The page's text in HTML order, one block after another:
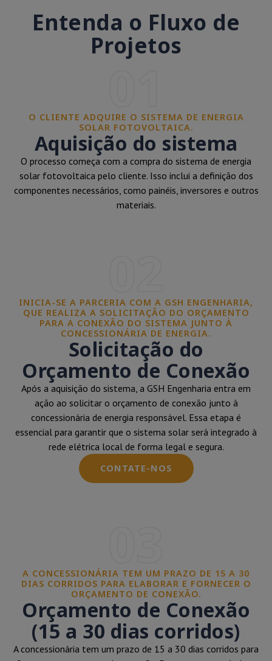
Entenda o Fluxo de
Projetos
O CLIENTE ADQUIRE O SISTEMA DE ENERGIA
SOLAR FOTOVOLTAICA.
Aquisição do sistema
O processo começa com a compra do sistema de energia
solar fotovoltaica pelo cliente. Isso inclui a definição dos
componentes necessários, como painéis, inversores e outros
materiais.
INICIA-SE A PARCERIA COM A GSH ENGENHARIA,
QUE REALIZA A SOLICITAÇÃO DO ORÇAMENTO
PARA A CONEXÃO DO SISTEMA JUNTO À
CONCESSIONÁRIA DE ENERGIA.
Solicitação do
Orçamento de Conexão
Após a aquisição do sistema, a GSH Engenharia entra em
ação ao solicitar o orçamento de conexão junto à
concessionária de energia responsável. Essa etapa é
essencial para garantir que o sistema solar será integrado à
rede elétrica local de forma legal e segura.
CONTATE-NOS
A CONCESSIONÁRIA TEM UM PRAZO DE 15 A 30
DIAS CORRIDOS PARA ELABORAR E FORNECER O
ORÇAMENTO DE CONEXÃO.
Orçamento de Conexão
(15 a 30 dias corridos)
A concessionária tem um prazo de 15 a 30 dias corridos para